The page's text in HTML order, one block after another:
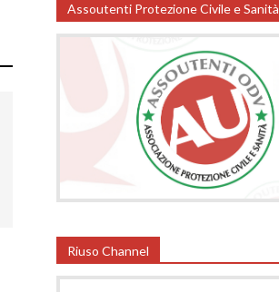
Assoutenti Protezione Civile e Sanità
Riuso Channel